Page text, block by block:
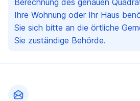
Berechnung des genauen
Ihre Wohnung oder Ihr Haus
Sie sich bitte an die örtliche
Sie zuständige Behörde.